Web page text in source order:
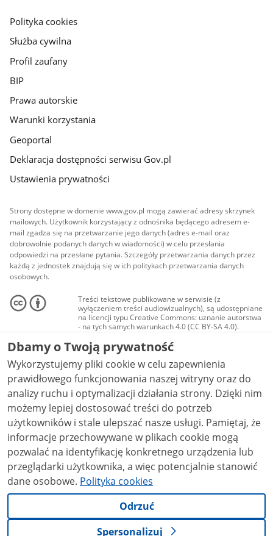
gov.pl
Polityka cookies
Służba cywilna
Profil zaufany
BIP
Prawa autorskie
Warunki korzystania
Geoportal
Deklaracja dostępności serwisu Gov.pl
Ustawienia prywatności
Strony dostępne w domenie www.gov.pl mogą zawierać adresy skrzynek
mailowych. Użytkownik korzystający z odnośnika będącego adresem e-
mail zgadza się na przetwarzanie jego danych (adres e-mail oraz
dobrowolnie podanych danych w wiadomości) w celu przesłania
odpowiedzi na przesłane pytania. Szczegóły przetwarzania danych przez
każdą z jednostek znajdują się w ich politykach przetwarzania danych
osobowych.
Treści tekstowe publikowane w serwisie (z
wyłączeniem treści audiowizualnych), są udostępniane
na licencji typu Creative Commons: uznanie autorstwa
- na tych samych warunkach 4.0 (CC BY-SA 4.0).
Materiały audiowizualne, w tym zdjęcia, materiały
audio i wideo, są udostępniane na licencji typu
Creative Commons: uznanie autorstwa użycie
niekomercyjne - bez utworów zależnych 4.0 (CC BY-
NC-ND 4.0), o ile nie jest to stwierdzone inaczej.
Dbamy o Twoją prywatność
Wykorzystujemy pliki cookie w celu zapewnienia
prawidłowego funkcjonowania naszej witryny oraz do
analizy ruchu i optymalizacji działania strony. Dzięki nim
możemy lepiej dostosować treści do potrzeb
użytkowników i stale ulepszać nasze usługi. Pamiętaj, że
informacje przechowywane w plikach cookie mogą
pozwalać na identyfikację konkretnego urządzenia lub
przeglądarki użytkownika, a więc potencjalnie stanowić
dane osobowe. Polityka cookies
Odrzuć
Spersonalizuj